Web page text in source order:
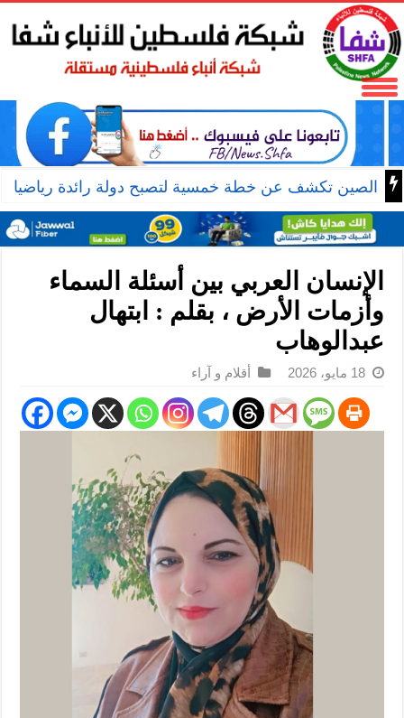
الصين تكشف عن خطة خمسية لتصبح دولة رائدة رياضيا
الإنسان العربي بين أسئلة السماء
وأزمات الأرض ، بقلم : ابتهال
عبدالوهاب
18 مايو، 2026 أقلام و آراء